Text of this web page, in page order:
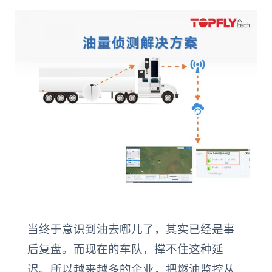
当终于意识到油去哪儿了，其实已经是事
后复盘。而现在的车队，撑不住这种延